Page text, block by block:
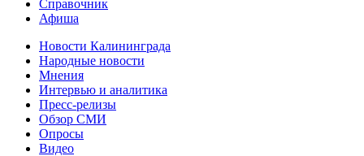
Справочник
Афиша
Новости Калининграда
Народные новости
Мнения
Интервью и аналитика
Пресс-релизы
Обзор СМИ
Опросы
Видео